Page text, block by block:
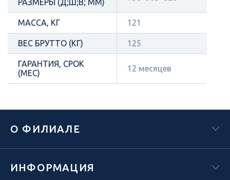
РАЗМЕРЫ (Д;Ш;В; ММ)
МАССА, КГ 121
ВЕС БРУТТО (КГ) 125
ГАРАНТИЯ, СРОК
(МЕС)
12 месяцев
О ФИЛИАЛЕ
ИНФОРМАЦИЯ